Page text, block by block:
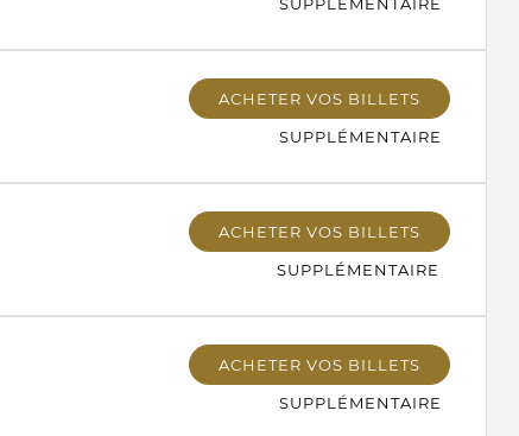
ACHETER VOS BILLETS
SUPPLÉMENTAIRE
ACHETER VOS BILLETS
SUPPLÉMENTAIRE
ACHETER VOS BILLETS
SUPPLÉMENTAIRE